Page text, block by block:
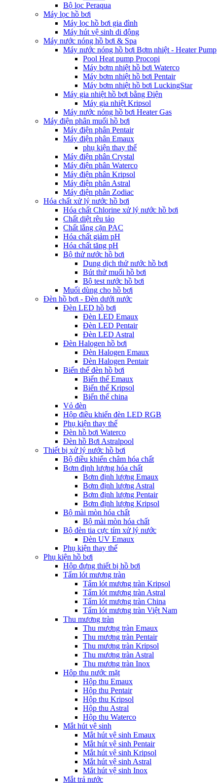
Bộ lọc Peraqua
Máy lọc hồ bơi
Máy lọc hồ bơi gia đình
Máy hút vệ sinh di động
Máy nước nóng hồ bơi & Spa
Máy nước nóng hồ bơi Bơm nhiệt - Heater Pump
Pool Heat pump Procopi
Máy bơm nhiệt hồ bơi Waterco
Máy bơm nhiệt hồ bơi Pentair
Máy bơm nhiệt hồ bơi LuckingStar
Máy gia nhiệt hồ bơi bằng Điện
Máy gia nhiệt Kripsol
Máy nước nóng hồ bơi Heater Gas
Máy điện phân muối hồ bơi
Máy điện phân Pentair
Máy điện phân Emaux
phụ kiện thay thế
Máy điện phân Crystal
Máy điện phân Waterco
Máy điện phân Kripsol
Máy điện phân Astral
Máy điện phân Zodiac
Hóa chất xử lý nước hồ bơi
Hóa chất Chlorine xử lý nước hồ bơi
Chất diệt rêu tảo
Chất lắng cặn PAC
Hóa chất giảm pH
Hóa chất tăng pH
Bộ thử nước hồ bơi
Dung dịch thử nước hồ bơi
Bút thử muối hồ bơi
Bộ test nước hồ bơi
Muối dùng cho hồ bơi
Đèn hồ bơi - Đèn dưới nước
Đèn LED hồ bơi
Đèn LED Emaux
Đèn LED Pentair
Đèn LED Astral
Đèn Halogen hồ bơi
Đèn Halogen Emaux
Đèn Halogen Pentair
Biến thế đèn hồ bơi
Biến thế Emaux
Biến thế Kripsol
Biến thế china
Vỏ đèn
Hộp điều khiển đèn LED RGB
Phụ kiện thay thế
Đèn hồ bơi Waterco
Đèn hồ Bơi Astralpool
Thiết bị xử lý nước hồ bơi
Bộ điều khiển châm hóa chất
Bơm định lượng hóa chất
Bơm định lượng Emaux
Bơm định lượng Astral
Bơm định lượng Pentair
Bơm định lượng Kripsol
Bộ mài mòn hóa chất
Bộ mài mòn hóa chất
Bộ đèn tia cực tím xử lý nước
Đèn UV Emaux
Phụ kiện thay thế
Phụ kiện hồ bơi
Hộp đựng thiết bị hồ bơi
Tấm lót mương tràn
Tấm lót mương tràn Kripsol
Tấm lót mương tràn Astral
Tấm lót mương tràn China
Tấm lót mương tràn Việt Nam
Thu mương tràn
Thu mương tràn Emaux
Thu mương tràn Pentair
Thu mương tràn Kripsol
Thu mương tràn Astral
Thu mương tràn Inox
Hôp thu nước mặt
Hộp thu Emaux
Hộp thu Pentair
Hộp thu Kripsol
Hộp thu Astral
Hộp thu Waterco
Mắt hút vệ sinh
Mắt hút vệ sinh Emaux
Mắt hút vệ sinh Pentair
Mắt hút vệ sinh Kripsol
Mắt hút vệ sinh Astral
Mắt hút vệ sinh Inox
Mắt trả nước